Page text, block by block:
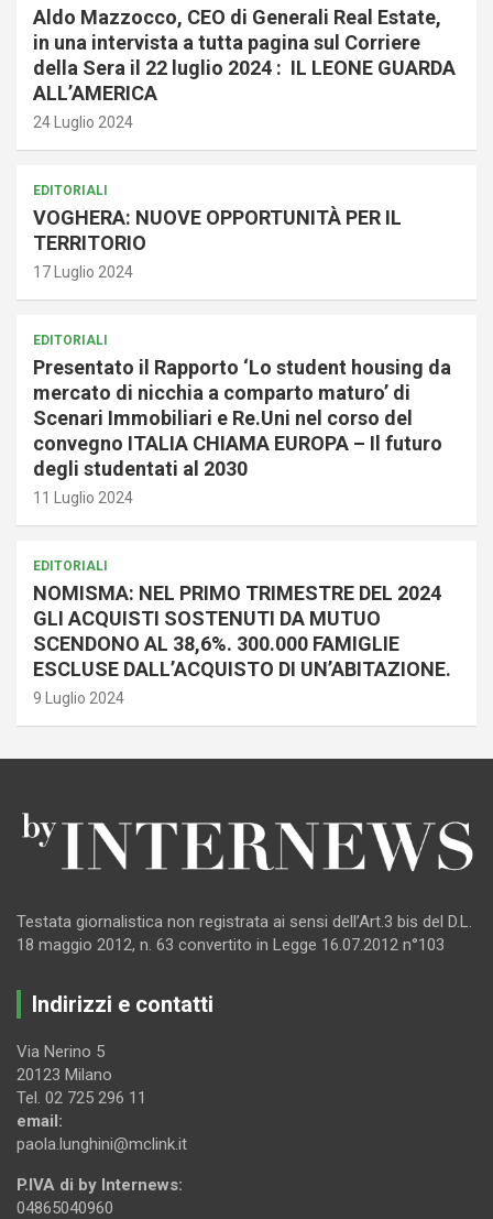
Aldo Mazzocco, CEO di Generali Real Estate,
in una intervista a tutta pagina sul Corriere
della Sera il 22 luglio 2024 : IL LEONE GUARDA
ALL’AMERICA
24 Luglio 2024
EDITORIALI
VOGHERA: NUOVE OPPORTUNITÀ PER IL
TERRITORIO
17 Luglio 2024
EDITORIALI
Presentato il Rapporto ‘Lo student housing da
mercato di nicchia a comparto maturo’ di
Scenari Immobiliari e Re.Uni nel corso del
convegno ITALIA CHIAMA EUROPA – Il futuro
degli studentati al 2030
11 Luglio 2024
EDITORIALI
NOMISMA: NEL PRIMO TRIMESTRE DEL 2024
GLI ACQUISTI SOSTENUTI DA MUTUO
SCENDONO AL 38,6%. 300.000 FAMIGLIE
ESCLUSE DALL’ACQUISTO DI UN’ABITAZIONE.
9 Luglio 2024
Testata giornalistica non registrata ai sensi dell’Art.3 bis del D.L.
18 maggio 2012, n. 63 convertito in Legge 16.07.2012 n°103
Indirizzi e contatti
Via Nerino 5
20123 Milano
Tel. 02 725 296 11
email:
paola.lunghini@mclink.it
P.IVA di by Internews:
04865040960